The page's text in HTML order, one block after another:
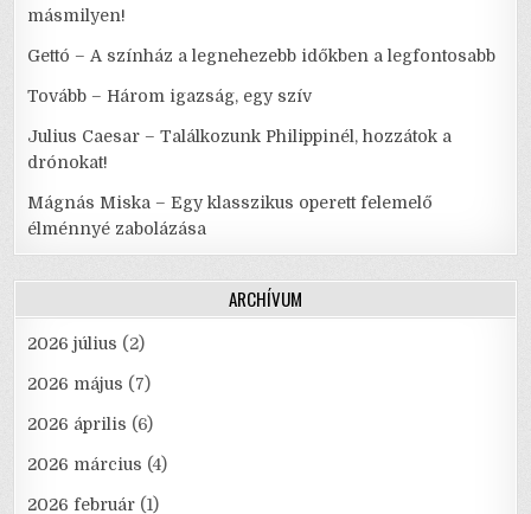
másmilyen!
Gettó – A színház a legnehezebb időkben a legfontosabb
Tovább – Három igazság, egy szív
Julius Caesar – Találkozunk Philippinél, hozzátok a
drónokat!
Mágnás Miska – Egy klasszikus operett felemelő
élménnyé zabolázása
ARCHÍVUM
2026 július (2)
2026 május (7)
2026 április (6)
2026 március (4)
2026 február (1)